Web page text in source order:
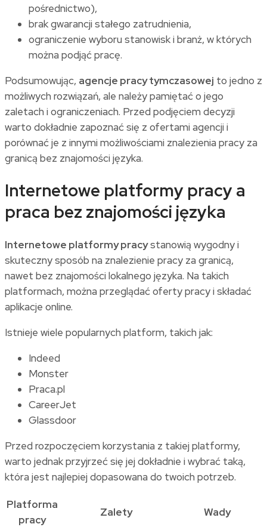
pośrednictwo),
brak gwarancji stałego zatrudnienia,
ograniczenie wyboru stanowisk i branż, w których
można podjąć pracę.
Podsumowując, agencje pracy tymczasowej to jedno z
możliwych rozwiązań, ale należy pamiętać o jego
zaletach i ograniczeniach. Przed podjęciem decyzji
warto dokładnie zapoznać się z ofertami agencji i
porównać je z innymi możliwościami znalezienia pracy za
granicą bez znajomości języka.
Internetowe platformy pracy a
praca bez znajomości języka
Internetowe platformy pracystanowią wygodny i
skuteczny sposób na znalezienie pracy za granicą,
nawet bez znajomości lokalnego języka. Na takich
platformach, można przeglądać oferty pracy i składać
aplikacje online.
Istnieje wiele popularnych platform, takich jak:
Indeed
Monster
Praca.pl
CareerJet
Glassdoor
Przed rozpoczęciem korzystania z takiej platformy,
warto jednak przyjrzeć się jej dokładnie i wybrać taką,
która jest najlepiej dopasowana do twoich potrzeb.
Platforma
pracy
Zalety Wady